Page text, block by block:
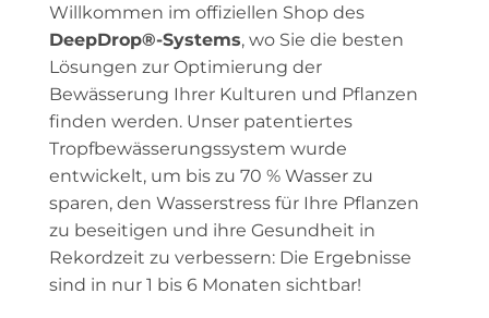
Willkommen im offiziellen Shop des
DeepDrop®-Systems, wo Sie die besten
Lösungen zur Optimierung der
Bewässerung Ihrer Kulturen und Pflanzen
finden werden. Unser patentiertes
Tropfbewässerungssystem wurde
entwickelt, um bis zu 70 % Wasser zu
sparen, den Wasserstress für Ihre Pflanzen
zu beseitigen und ihre Gesundheit in
Rekordzeit zu verbessern: Die Ergebnisse
sind in nur 1 bis 6 Monaten sichtbar!